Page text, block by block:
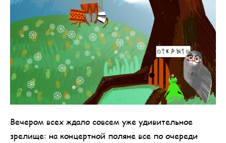
Вечером всех ждало совсем уже удивительное
зрелище: на концертной поляне все по очереди